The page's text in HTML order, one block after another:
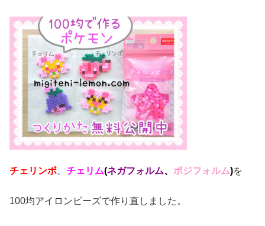
チェリンボ チェリム(ネガフォルム、 ポジフォルム)を
100均アイロンビーズで作り直しました。